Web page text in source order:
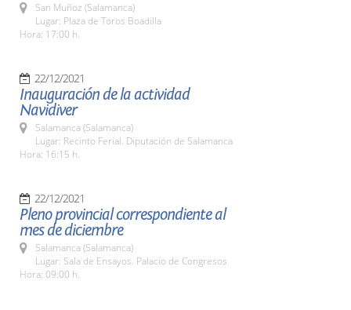
San Muñoz (Salamanca)
Lugar: Plaza de Toros Boadilla
Hora: 17:00 h.
22/12/2021
Inauguración de la actividad
Navidiver
Salamanca (Salamanca)
Lugar: Recinto Ferial. Diputación de Salamanca
Hora: 16:15 h.
22/12/2021
Pleno provincial correspondiente al
mes de diciembre
Salamanca (Salamanca)
Lugar: Sala de Ensayos. Palacio de Congresos
Hora: 09:00 h.